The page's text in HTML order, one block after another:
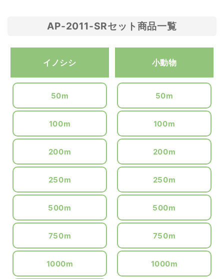
AP-2011-SRセット商品一覧
イノシシ
50m
100m
200m
250m
500m
750m
1000m
小動物
50m
100m
200m
250m
500m
750m
1000m